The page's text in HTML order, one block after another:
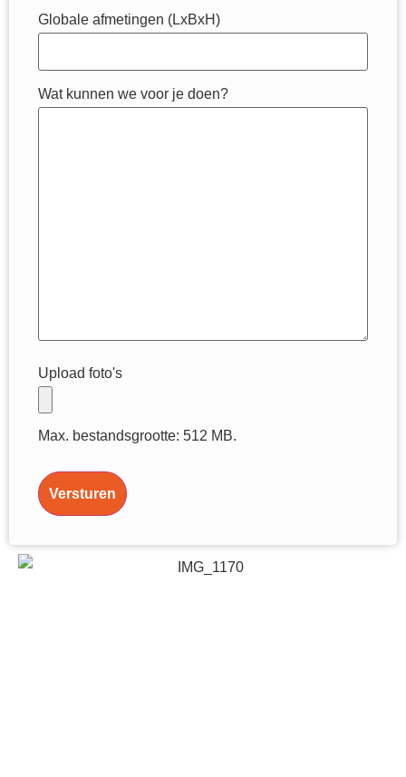
Globale afmetingen (LxBxH)
Wat kunnen we voor je doen?
Upload foto's
Max. bestandsgrootte: 512 MB.
Versturen